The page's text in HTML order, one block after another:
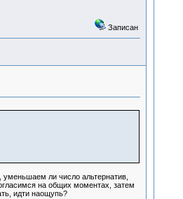
Записан
ли число альтернатив,
на общих моментах, затем
идти наощупь?